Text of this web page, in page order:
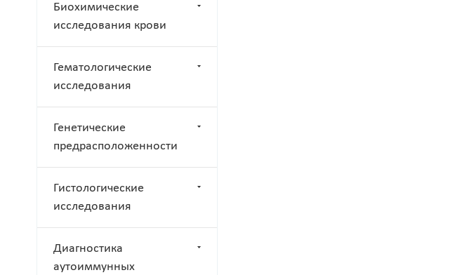
Биохимические
исследования крови
Гематологические
исследования
Генетические
предрасположенности
Гистологические
исследования
Диагностика
аутоиммунных